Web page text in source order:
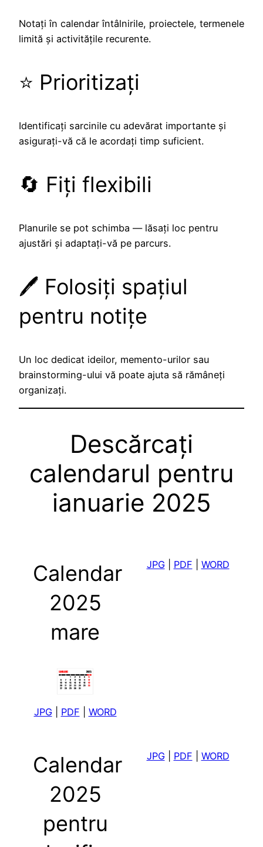
Notați în calendar întâlnirile, proiectele, termenele
limită și activitățile recurente.
⭐ Prioritizați
Identificați sarcinile cu adevărat importante și
asigurați-vă că le acordați timp suficient.
🔄 Fiți flexibili
Planurile se pot schimba — lăsați loc pentru
ajustări și adaptați-vă pe parcurs.
🖊️ Folosiți spațiul
pentru notițe
Un loc dedicat ideilor, memento-urilor sau
brainstorming-ului vă poate ajuta să rămâneți
organizați.
Descărcați
calendarul pentru
ianuarie 2025
Calendar
2025
mare
JPG PDF WORD
JPG PDF WORD
Calendar
2025
pentru
JPG PDF WORD